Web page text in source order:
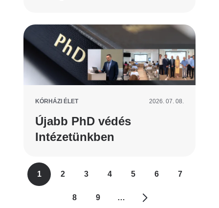
KÓRHÁZI ÉLET 2026. 07. 08.
Újabb PhD védés
Intézetünkben
Oldalszámozás
Jelenlegi
1
Oldal
2
Oldal
3
Oldal
4
Oldal
5
Oldal
6
Oldal
7
Oldal
8
Oldal
9 …